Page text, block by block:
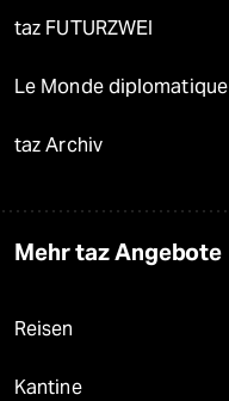
taz FUTURZWEI
Le Monde diplomatique
taz Archiv
Mehr taz Angebote
Reisen
Kantine